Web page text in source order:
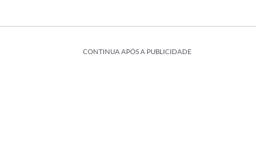
CONTINUA APÓS A PUBLICIDADE